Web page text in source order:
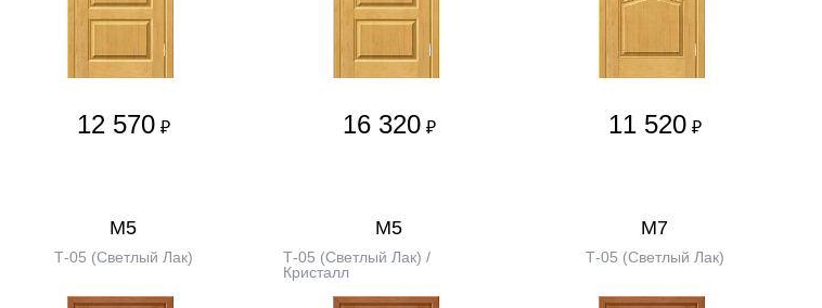
12 570 ₽ 16 320 ₽ 11 520 ₽
М5
Т-05 (Светлый Лак)
М5
Т-05 (Светлый Лак) /
Кристалл
М7
Т-05 (Светлый Лак)